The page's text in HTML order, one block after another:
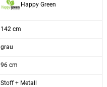
Happy Green
142 cm
grau
96 cm
Stoff + Metall